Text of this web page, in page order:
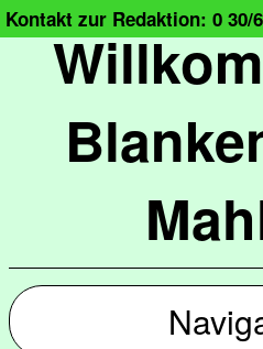
Kontakt zur Redaktion: 0 30/